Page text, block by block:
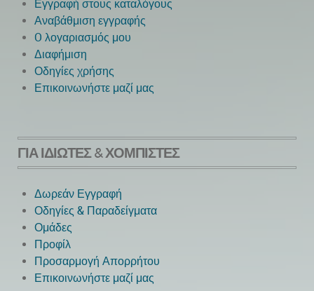
Next
Εγγραφή στους καταλόγους
Αναβάθμιση εγγραφής
O λογαριασμός μου
Διαφήμιση
Οδηγίες χρήσης
Επικοινωνήστε μαζί μας
ΓΙΑ ΙΔΙΏΤΕΣ & ΧΟΜΠΊΣΤΕΣ
Δωρεάν Εγγραφή
Οδηγίες & Παραδείγματα
Ομάδες
Προφίλ
Προσαρμογή Απορρήτου
Επικοινωνήστε μαζί μας